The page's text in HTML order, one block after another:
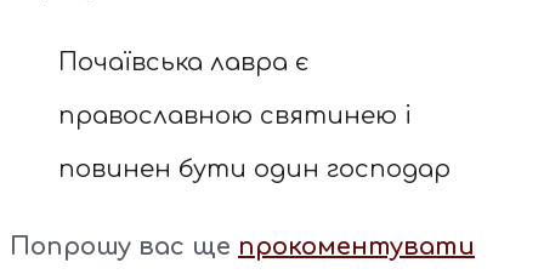
Почаївська лавра є
православною святинею і
повинен бути один господар
Попрошу вас ще прокоментувати